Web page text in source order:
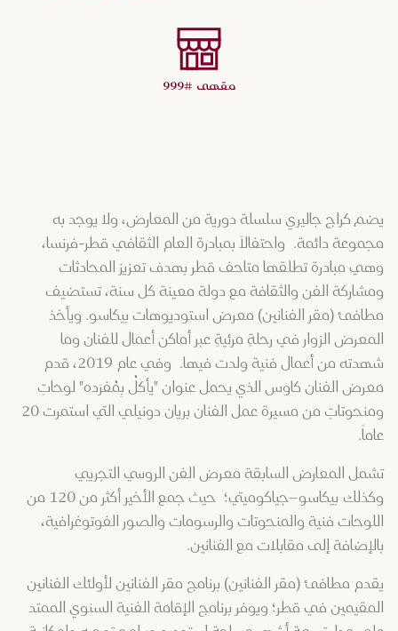
مقهى #999
يضم كراج جاليري سلسلة دورية من المعارض، ولا يوجد به
مجموعة دائمة. واحتفالاً بمبادرة العام الثقافي قطر-فرنسا،
وهي مبادرة تطلقها متاحف قطر بهدف تعزيز المحادثات
ومشاركة الفن والثقافة مع دولة معينة كل سنة، تستضيف
مطافئ (مقر الفنانين) معرض استوديوهات بيكاسو. ويأخذ
المعرض الزوار في رحلةٍ مرئيةٍ عبر أماكن أعمال للفنان وما
شهدته من أعمال فنية ولدت فيها. وفي عام 2019، قدم
معرض الفنان كاوس الذي يحمل عنوان "يأكلُ بِمُفرَده" لوحاتٍ
ومنحوتاتٍ من مسيرة عمل الفنان بريان دونيلي التي استمرت 20
عاماً.
تشمل المعارض السابقة معرض الفن الروسي التجريبي
وكذلك بيكاسو–جياكوميتي؛ حيث جمع الأخير أكثر من 120 من
اللوحات فنية والمنحوتات والرسومات والصور الفوتوغرافية،
بالإضافة إلى مقابلات مع الفنانين.
يقدم مطافئ (مقر الفنانين) برنامج مقر الفنانين لأولئك الفنانين
المقيمين في قطر؛ ويوفر برنامج الإقامة الفنية السنوي الممتد